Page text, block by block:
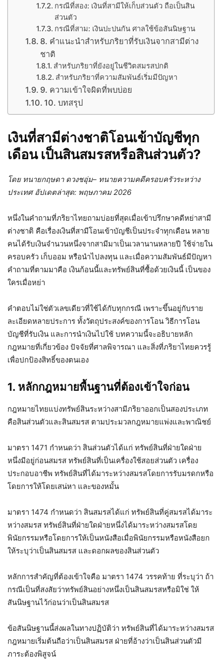
กรณีที่สอง: เงินที่สามีให้เก็บส่วนตัว ถือเป็นสิน
ส่วนตัว
กรณีที่สาม: เงินปะปนกัน ศาลใช้ข้อสันนิษฐาน
8. คำแนะนำสำหรับภริยาที่รับเงินจากสามีต่าง
ชาติ
สำหรับภริยาที่ยังอยู่ในชีวิตสมรสปกติ
สำหรับภริยาที่ความสัมพันธ์เริ่มมีปัญหา
9. ความเข้าใจผิดที่พบบ่อย
10. บทสรุป
เงินที่สามีต่างชาติโอนเข้าบัญชีทุก
เดือน เป็นสินสมรสหรือสินส่วนตัว?
โดย ทนายกฤษดา ดวงชอุ่ม– ทนายความคดีครอบครัวระหว่าง
ประเทศ อัปเดตล่าสุด: พฤษภาคม 2026
หนึ่งในคำถามที่ภริยาไทยถามบ่อยที่สุดเมื่อเข้าปรึกษาคดีหย่าสามี
ต่างชาติ คือเรื่องเงินที่สามีโอนเข้าบัญชีเป็นประจำทุกเดือน หลาย
คนได้รับเงินจำนวนหนึ่งจากสามีมาเป็นเวลานานหลายปี ใช้จ่ายใน
ครอบครัว เก็บออม หรือนำไปลงทุน และเมื่อความสัมพันธ์มีปัญหา
คำถามที่ตามมาคือ เงินก้อนนี้และทรัพย์สินที่ซื้อด้วยเงินนี้ เป็นของ
ใครเมื่อหย่า
คำตอบไม่ใช่ตัวเลขเดียวที่ใช้ได้กับทุกกรณี เพราะขึ้นอยู่กับราย
ละเอียดหลายประการ ทั้งวัตถุประสงค์ของการโอน วิธีการโอน
บัญชีที่รับเงิน และการนำเงินไปใช้ บทความนี้จะอธิบายหลัก
กฎหมายที่เกี่ยวข้อง ปัจจัยที่ศาลพิจารณา และสิ่งที่ภริยาไทยควรรู้
เพื่อปกป้องสิทธิ์ของตนเอง
1. หลักกฎหมายพื้นฐานที่ต้องเข้าใจก่อน
กฎหมายไทยแบ่งทรัพย์สินระหว่างสามีภริยาออกเป็นสองประเภท
คือสินส่วนตัวและสินสมรส ตามประมวลกฎหมายแพ่งและพาณิชย์
มาตรา 1471 กำหนดว่า สินส่วนตัวได้แก่ ทรัพย์สินที่ฝ่ายใดฝ่าย
หนึ่งมีอยู่ก่อนสมรส ทรัพย์สินที่เป็นเครื่องใช้สอยส่วนตัว เครื่อง
ประกอบอาชีพ ทรัพย์สินที่ได้มาระหว่างสมรสโดยการรับมรดกหรือ
โดยการให้โดยเสน่หา และของหมั้น
มาตรา 1474 กำหนดว่า สินสมรสได้แก่ ทรัพย์สินที่คู่สมรสได้มาระ
หว่างสมรส ทรัพย์สินที่ฝ่ายใดฝ่ายหนึ่งได้มาระหว่างสมรสโดย
พินัยกรรมหรือโดยการให้เป็นหนังสือเมื่อพินัยกรรมหรือหนังสือยก
ให้ระบุว่าเป็นสินสมรส และดอกผลของสินส่วนตัว
หลักการสำคัญที่ต้องเข้าใจคือ มาตรา 1474 วรรคท้าย ที่ระบุว่า ถ้า
กรณีเป็นที่สงสัยว่าทรัพย์สินอย่างหนึ่งเป็นสินสมรสหรือมิใช่ ให้
สันนิษฐานไว้ก่อนว่าเป็นสินสมรส
ข้อสันนิษฐานนี้ส่งผลในทางปฏิบัติว่า ทรัพย์สินที่ได้มาระหว่างสมรส
กฎหมายเริ่มต้นถือว่าเป็นสินสมรส ฝ่ายที่อ้างว่าเป็นสินส่วนตัวมี
ภาระต้องพิสูจน์